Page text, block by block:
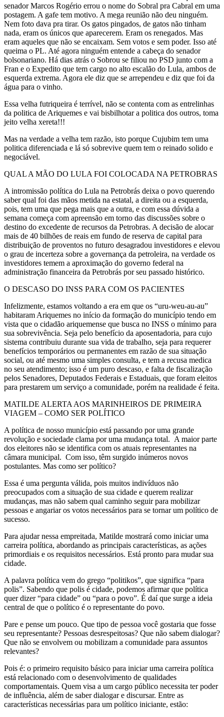
senador Marcos Rogério errou o nome do Sobral pra Cabral em uma
postagem. A gafe tem motivo. A mega reunião não deu ninguém.
Nem foto dava pra tirar. Os gatos pingados, de gatos não tinham
nada, eram os únicos que aparecerem. Eram os renegados. Mas
eram aqueles que não se encaixam. Sem votos e sem poder. Isso até
queima o PL. Até agora ninguém entende a cabeça do senador
bolsonariano. Há dias atrás o Sobrou se filiou no PSD junto com a
Fran e o Expedito que tem cargo no alto escalão do Lula, ambos de
esquerda extrema. Agora ele diz que se arrependeu e diz que foi da
água para o vinho.
Essa velha futriqueira é terrível, não se contenta com as entrelinhas
da politica de Ariquemes e vai bisbilhotar a politica dos outros, toma
jeito velha xereta!!!
Mas na verdade a velha tem razão, isto porque Cujubim tem uma
politica diferenciada e lá só sobrevive quem tem o reinado solido e
negociável.
QUAL A MÃO DO LULA FOI COLOCADA NA PETROBRAS
A intromissão política do Lula na Petrobrás deixa o povo querendo
saber qual foi das mãos metida na estatal, a direita ou a esquerda,
pois, tem uma que pega mais que a outra, e com essa dúvida a
semana começa com apreensão em torno das discussões sobre o
destino do excedente de recursos da Petrobras. A decisão de alocar
mais de 40 bilhões de reais em fundo de reserva de capital para
distribuição de proventos no futuro desagradou investidores e elevou
o grau de incerteza sobre a governança da petroleira, na verdade os
investidores temem a aproximação do governo federal na
administração financeira da Petrobrás por seu passado histórico.
O DESCASO DO INSS PARA COM OS PACIENTES
Infelizmente, estamos voltando a era em que os “uru-weu-au-au”
habitaram Ariquemes no início da formação do município tendo em
vista que o cidadão ariquemense que busca no INSS o mínimo para
sua sobrevivência. Seja pelo benefício da aposentadoria, para cujo
sistema contribuiu durante sua vida de trabalho, seja para requerer
benefícios temporários ou permanentes em razão de sua situação
social, ou até mesmo uma simples consulta, e tem a recusa medica
no seu atendimento; isso é um puro descaso, e falta de fiscalização
pelos Senadores, Deputados Federais e Estaduais, que foram eleitos
para prestarem um serviço a comunidade, porém na realidade é feita.
MATILDE ALERTA AOS MARINHEIROS DE PRIMEIRA
VIAGEM – COMO SER POLÍTICO
A política de nosso município está passando por uma grande
revolução e sociedade clama por uma mudança total. A maior parte
dos eleitores não se identifica com os atuais representantes na
câmara municipal. Com isso, têm surgido inúmeros novos
postulantes. Mas como ser político?
Essa é uma pergunta válida, pois muitos indivíduos não
preocupados com a situação de sua cidade e querem realizar
mudanças, mas não sabem qual caminho seguir para mobilizar
pessoas e angariar os votos necessários para se tornar um político de
sucesso.
Para ajudar nessa empreitada, Matilde mostrará como iniciar uma
carreira política, abordando as principais características, as ações
primordiais e os requisitos necessários. Está pronto para mudar sua
cidade.
A palavra política vem do grego “politikos”, que significa “para
polis”. Sabendo que polis é cidade, podemos afirmar que política
quer dizer “para cidade” ou “para o povo”. É daí que surge a ideia
central de que o político é o representante do povo.
Pare e pense um pouco. Que tipo de pessoa você gostaria que fosse
seu representante? Pessoas desrespeitosas? Que não sabem dialogar?
Que não se envolvem ou mobilizam a comunidade para assuntos
relevantes?
Pois é: o primeiro requisito básico para iniciar uma carreira política
está relacionado com o desenvolvimento de qualidades
comportamentais. Quem visa a um cargo público necessita ter poder
de influência, além de saber dialogar e discursar. Entre as
características necessárias para um político iniciante, estão: